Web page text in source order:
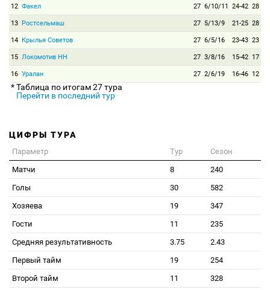
12 Факел 27 6/10/11 24-42 28
13 Ростсельмаш 27 5/13/9 21-25 28
14 Крылья Советов 27 6/5/16 23-43 23
15 Локомотив НН 27 3/8/16 15-42 17
16 Уралан 27 2/6/19 16-46 12
* Таблица по итогам 27 тура
Перейти в последний тур
ЦИФРЫ ТУРА
Параметр Тур
Сезон
Матчи
8
240
Голы
30
582
Хозяева
19
347
Гости
11
235
Средняя результативность
3.75
2.43
Первый тайм
19
254
Второй тайм
11
328